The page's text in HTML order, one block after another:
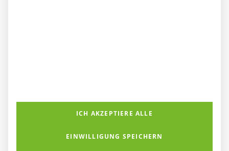
K&K Networks engagiert
ICH AKZEPTIERE ALLE
EINWILLIGUNG SPEICHERN